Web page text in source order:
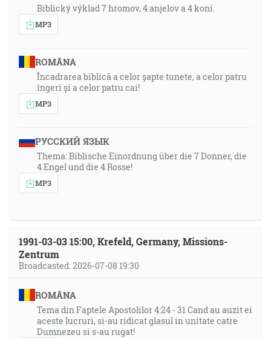
Biblický výklad 7 hromov, 4 anjelov a 4 koní.
MP3
ROMÂNA
Încadrarea biblică a celor șapte tunete, a celor patru
îngeri și a celor patru cai!
MP3
РУССКИЙ ЯЗЫК
Thema: Biblische Einordnung über die 7 Donner, die
4 Engel und die 4 Rosse!
MP3
1991-03-03 15:00, Krefeld, Germany, Missions-
Zentrum
Broadcasted: 2026-07-08 19:30
ROMÂNA
Tema din Faptele Apostolilor 4:24 - 31 Cand au auzit ei
aceste lucruri, si-au ridicat glasul in unitate catre
Dumnezeu si s-au rugat!